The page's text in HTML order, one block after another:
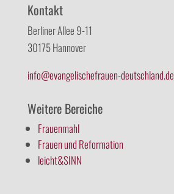
Kontakt
Berliner Allee 9-11
30175 Hannover
info@evangelischefrauen-deutschland.de
Weitere Bereiche
Frauenmahl
Frauen und Reformation
leicht&SINN